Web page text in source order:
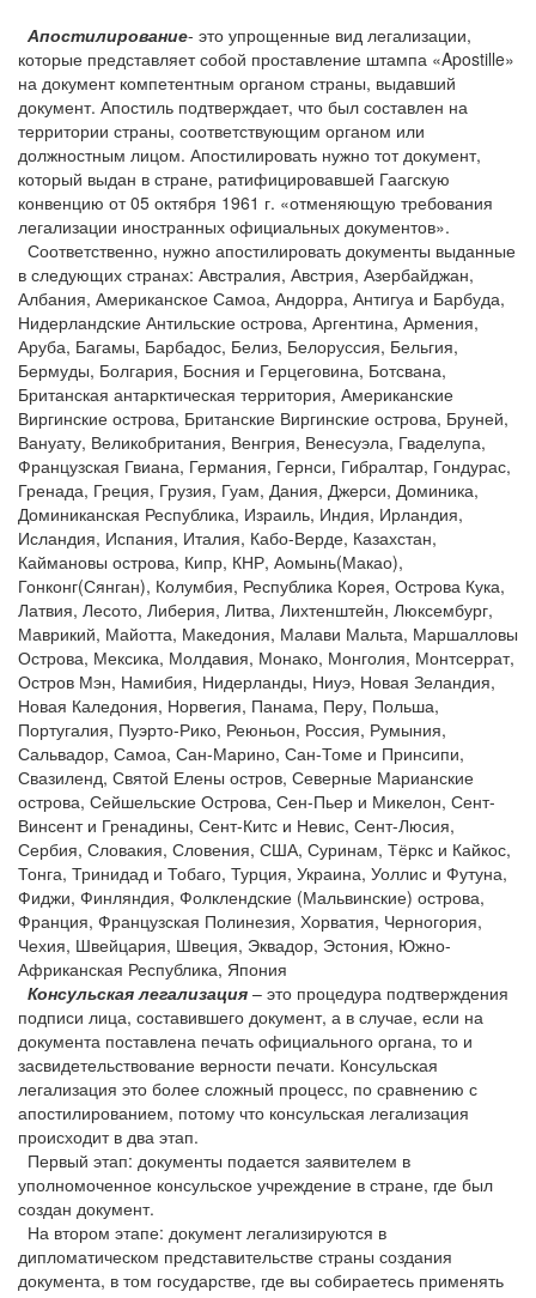
Апостилирование- это упрощенные вид легализации,
которые представляет собой проставление штампа «Apostille»
на документ компетентным органом страны, выдавший
документ. Апостиль подтверждает, что был составлен на
территории страны, соответствующим органом или
должностным лицом. Апостилировать нужно тот документ,
который выдан в стране, ратифицировавшей Гаагскую
конвенцию от 05 октября 1961 г. «отменяющую требования
легализации иностранных официальных документов».
Соответственно, нужно апостилировать документы выданные
в следующих странах: Австралия, Австрия, Азербайджан,
Албания, Американское Самоа, Андорра, Антигуа и Барбуда,
Нидерландские Антильские острова, Аргентина, Армения,
Аруба, Багамы, Барбадос, Белиз, Белоруссия, Бельгия,
Бермуды, Болгария, Босния и Герцеговина, Ботсвана,
Британская антарктическая территория, Американские
Виргинские острова, Британские Виргинские острова, Бруней,
Вануату, Великобритания, Венгрия, Венесуэла, Гваделупа,
Французская Гвиана, Германия, Гернси, Гибралтар, Гондурас,
Гренада, Греция, Грузия, Гуам, Дания, Джерси, Доминика,
Доминиканская Республика, Израиль, Индия, Ирландия,
Исландия, Испания, Италия, Кабо-Верде, Казахстан,
Каймановы острова, Кипр, КНР, Аомынь(Макао),
Гонконг(Сянган), Колумбия, Республика Корея, Острова Кука,
Латвия, Лесото, Либерия, Литва, Лихтенштейн, Люксембург,
Маврикий, Майотта, Македония, Малави Мальта, Маршалловы
Острова, Мексика, Молдавия, Монако, Монголия, Монтсеррат,
Остров Мэн, Намибия, Нидерланды, Ниуэ, Новая Зеландия,
Новая Каледония, Норвегия, Панама, Перу, Польша,
Португалия, Пуэрто-Рико, Реюньон, Россия, Румыния,
Сальвадор, Самоа, Сан-Марино, Сан-Томе и Принсипи,
Свазиленд, Святой Елены остров, Северные Марианские
острова, Сейшельские Острова, Сен-Пьер и Микелон, Сент-
Винсент и Гренадины, Сент-Китс и Невис, Сент-Люсия,
Сербия, Словакия, Словения, США, Суринам, Тёркс и Кайкос,
Тонга, Тринидад и Тобаго, Турция, Украина, Уоллис и Футуна,
Фиджи, Финляндия, Фолклендские (Мальвинские) острова,
Франция, Французская Полинезия, Хорватия, Черногория,
Чехия, Швейцария, Швеция, Эквадор, Эстония, Южно-
Африканская Республика, Япония
Консульская легализация – это процедура подтверждения
подписи лица, составившего документ, а в случае, если на
документа поставлена печать официального органа, то и
засвидетельствование верности печати. Консульская
легализация это более сложный процесс, по сравнению с
апостилированием, потому что консульская легализация
происходит в два этап.
Первый этап: документы подается заявителем в
уполномоченное консульское учреждение в стране, где был
создан документ.
На втором этапе: документ легализируются в
дипломатическом представительстве страны создания
документа, в том государстве, где вы собираетесь применять